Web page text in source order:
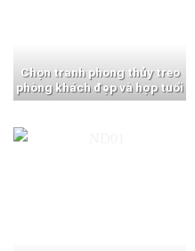
Chọn tranh phong thủy treo
phòng khách đẹp và hợp tuổi